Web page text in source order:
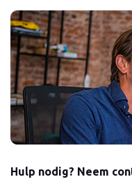
Hulp nodig? Neem